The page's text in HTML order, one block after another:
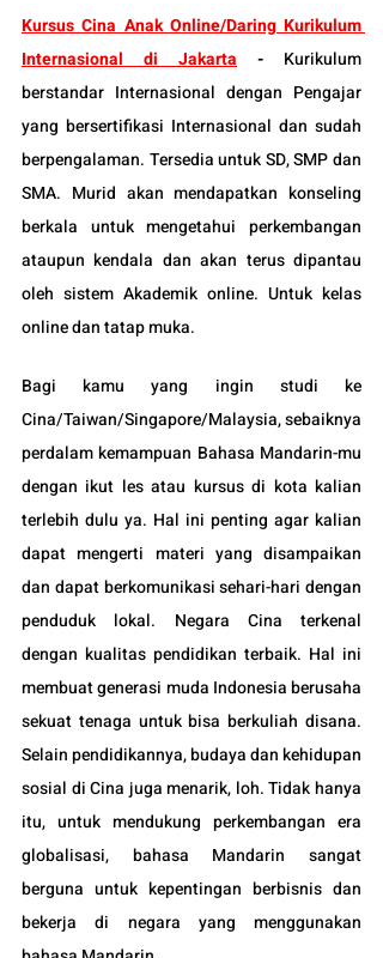
Kursus Cina Anak Online/Daring Kurikulum
Internasional di Jakarta -
Kurikulum
berstandar Internasional dengan Pengajar
yang bersertifikasi Internasional dan sudah
berpengalaman. Tersedia untuk SD, SMP dan
SMA. Murid akan mendapatkan konseling
berkala untuk mengetahui perkembangan
ataupun kendala dan akan terus dipantau
oleh sistem Akademik online. Untuk kelas
online dan tatap muka.
Bagi kamu yang ingin studi ke
Cina/Taiwan/Singapore/Malaysia, sebaiknya
perdalam kemampuan Bahasa Mandarin-mu
dengan ikut les atau kursus di kota kalian
terlebih dulu ya. Hal ini penting agar kalian
dapat mengerti materi yang disampaikan
dan dapat berkomunikasi sehari-hari dengan
penduduk lokal. Negara Cina terkenal
dengan kualitas pendidikan terbaik. Hal ini
membuat generasi muda Indonesia berusaha
sekuat tenaga untuk bisa berkuliah disana.
Selain pendidikannya, budaya dan kehidupan
sosial di Cina juga menarik, loh. Tidak hanya
itu, untuk mendukung perkembangan era
globalisasi, bahasa Mandarin sangat
berguna untuk kepentingan berbisnis dan
bekerja di negara yang menggunakan